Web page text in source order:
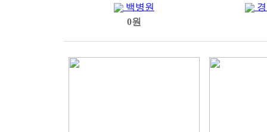
백병원
0원